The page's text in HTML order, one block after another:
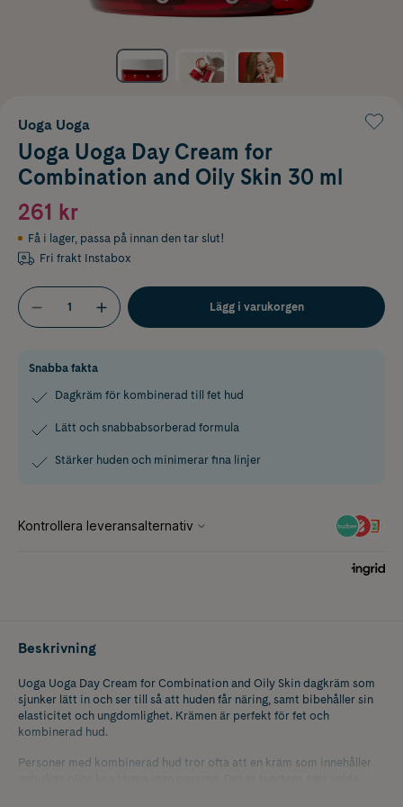
Uoga Uoga
Uoga Uoga Day Cream for
Combination and Oily Skin 30 ml
261 kr
Få i lager, passa på innan den tar slut!
Fri frakt Instabox
Lägg i varukorgen
Snabba fakta
Dagkräm för kombinerad till fet hud
Lätt och snabbabsorberad formula
Stärker huden och minimerar fina linjer
Beskrivning
Uoga Uoga Day Cream for Combination and Oily Skin dagkräm som
sjunker lätt in och ser till så att huden får näring, samt bibehåller sin
elasticitet och ungdomlighet. Krämen är perfekt för fet och
kombinerad hud.
Personer med kombinerad hud tror ofta att en kräm som innehåller